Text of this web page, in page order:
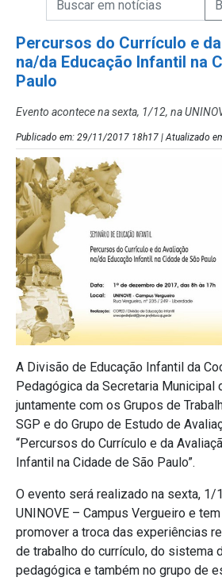
Percursos do Currículo e
na/da Educação Infantil na
Paulo
Evento acontece na sexta, 1/12, na
Publicado em: 29/11/2017 18h17 | Atualizado
A Divisão de Educação Infantil da
Pedagógica da Secretaria Municipal
juntamente com os Grupos de
SGP e do Grupo de Estudo de
“Percursos do Currículo e da
Infantil na Cidade de São Paulo”.
O evento será realizado na sexta, 1/
UNINOVE – Campus Vergueiro e
promover a troca das experiências
de trabalho do currículo, do sistema
pedagógica e também no grupo de